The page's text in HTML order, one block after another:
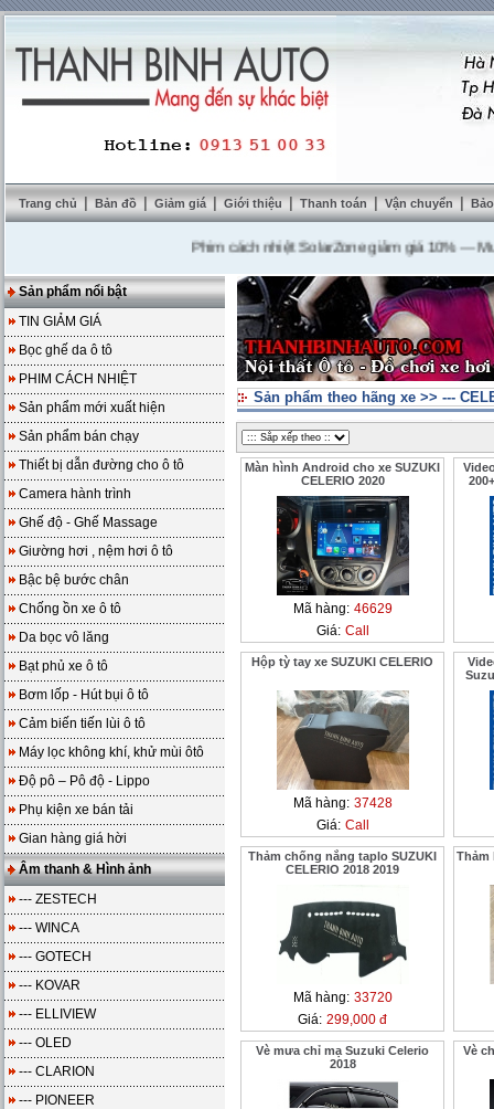
Trang chủ | Bản đồ | Giảm giá | Giới thiệu | Thanh toán | Vận chuyển |
Phim cách nhiệt SolarZone giảm giá 10%---Mua
Sản phẩm nổi bật
TIN GIẢM GIÁ
Bọc ghế da ô tô
PHIM CÁCH NHIỆT
Sản phẩm mới xuất hiện
Sản phẩm bán chạy
Thiết bị dẫn đường cho ô tô
Camera hành trình
Ghế độ - Ghế Massage
Giường hơi , nệm hơi ô tô
Bậc bệ bước chân
Chống ồn xe ô tô
Da bọc vô lăng
Bạt phủ xe ô tô
Bơm lốp - Hút bụi ô tô
Cảm biến tiến lùi ô tô
Máy lọc không khí, khử mùi ôtô
Độ pô – Pô độ - Lippo
Phụ kiện xe bán tải
Gian hàng giá hời
Âm thanh & Hình ảnh
--- ZESTECH
--- WINCA
--- GOTECH
--- KOVAR
--- ELLIVIEW
--- OLED
--- CLARION
--- PIONEER
Sản phẩm theo hãng xe >> ---
Màn hình Android cho xe SUZUKI
CELERIO 2020
Mã hàng: 46629
Giá: Call
Hộp tỳ tay xe SUZUKI CELERIO
Mã hàng: 37428
Giá: Call
Thảm chống nắng taplo SUZUKI
CELERIO 2018 2019
Mã hàng: 33720
Giá: 299,000 đ
Thảm
Vè mưa chỉ mạ Suzuki Celerio
2018
Vè